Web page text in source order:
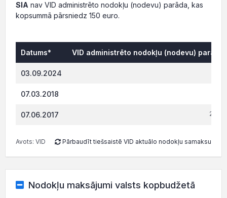
SIA nav VID administrēto nodokļu (nodevu) parāda, kas
kopsummā pārsniedz 150 euro.
Datums* VID administrēto nodokļu (nodevu)
03.09.2024
07.03.2018
07.06.2017 2
Avots: VID Pārbaudīt tiešsaistē VID aktuālo nodokļu samaksu
Nodokļu maksājumi valsts kopbudžetā